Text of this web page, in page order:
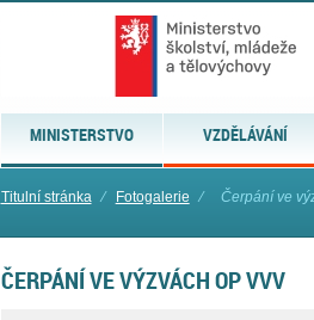
MINISTERSTVO VZDĚLÁVÁNÍ
Titulní stránka ⁄ Fotogalerie ⁄ Čerpání ve
ČERPÁNÍ VE VÝZVÁCH OP VVV